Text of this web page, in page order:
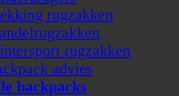
rugzakken
rugzakken
advies
backpacks